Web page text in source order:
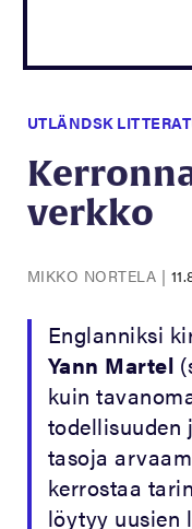
UTLÄNDSK
verkko
MIKKO NORTELA |
Englanniksi
Yann Martel
kuin
todellisuuden
tasoja
kerrostaa
löytyy uusien